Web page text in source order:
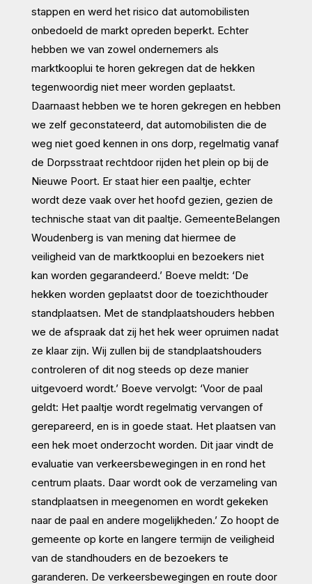
stappen en werd het risico dat automobilisten
onbedoeld de markt opreden beperkt. Echter
hebben we van zowel ondernemers als
marktkooplui te horen gekregen dat de hekken
tegenwoordig niet meer worden geplaatst.
Daarnaast hebben we te horen gekregen en hebben
we zelf geconstateerd, dat automobilisten die de
weg niet goed kennen in ons dorp, regelmatig vanaf
de Dorpsstraat rechtdoor rijden het plein op bij de
Nieuwe Poort. Er staat hier een paaltje, echter
wordt deze vaak over het hoofd gezien, gezien de
technische staat van dit paaltje. GemeenteBelangen
Woudenberg is van mening dat hiermee de
veiligheid van de marktkooplui en bezoekers niet
kan worden gegarandeerd.’ Boeve meldt: ‘De
hekken worden geplaatst door de toezichthouder
standplaatsen. Met de standplaatshouders hebben
we de afspraak dat zij het hek weer opruimen nadat
ze klaar zijn. Wij zullen bij de standplaatshouders
controleren of dit nog steeds op deze manier
uitgevoerd wordt.’ Boeve vervolgt: ‘Voor de paal
geldt: Het paaltje wordt regelmatig vervangen of
gerepareerd, en is in goede staat. Het plaatsen van
een hek moet onderzocht worden. Dit jaar vindt de
evaluatie van verkeersbewegingen in en rond het
centrum plaats. Daar wordt ook de verzameling van
standplaatsen in meegenomen en wordt gekeken
naar de paal en andere mogelijkheden.’ Zo hoopt de
gemeente op korte en langere termijn de veiligheid
van de standhouders en de bezoekers te
garanderen. De verkeersbewegingen en route door